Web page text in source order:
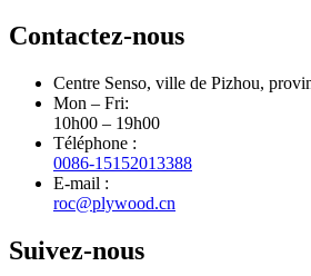
Contactez-nous
Centre Senso, ville de Pizhou,
Mon – Fri:
10h00 – 19h00
Téléphone :
0086-15152013388
E-mail :
roc@plywood.cn
Suivez-nous